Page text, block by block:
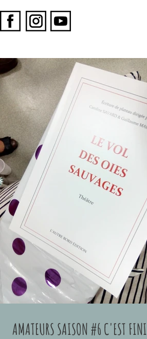
AMATEURS SAISON #6 C'EST FINI